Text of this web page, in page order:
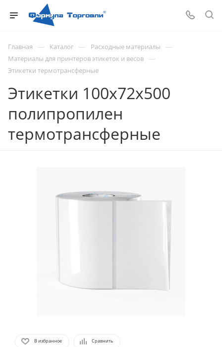
Главная — Каталог — Расходные материалы —
Материалы для принтеров этикеток и весов —
Этикетки термотрансферные
Этикетки 100х72х500
полипропилен
термотрансферные
В избранное Сравнить